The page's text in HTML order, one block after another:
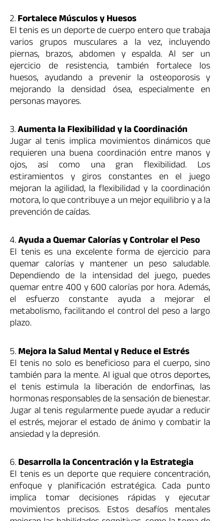
2.Fortalece Músculos y Huesos
El tenis es un deporte de cuerpo entero que trabaja
varios grupos musculares a la vez, incluyendo
piernas, brazos, abdomen y espalda. Al ser un
ejercicio de resistencia, también fortalece los
huesos, ayudando a prevenir la osteoporosis y
mejorando la densidad ósea, especialmente en
personas mayores.
3.Aumenta la Flexibilidad y la Coordinación
Jugar al tenis implica movimientos dinámicos que
requieren una buena coordinación entre manos y
ojos, así como una gran flexibilidad. Los
estiramientos y giros constantes en el juego
mejoran la agilidad, la flexibilidad y la coordinación
motora, lo que contribuye a un mejor equilibrio y a la
prevención de caídas.
4.Ayuda a Quemar Calorías y Controlar el Peso
El tenis es una excelente forma de ejercicio para
quemar calorías y mantener un peso saludable.
Dependiendo de la intensidad del juego, puedes
quemar entre 400 y 600 calorías por hora. Además,
el esfuerzo constante ayuda a mejorar el
metabolismo, facilitando el control del peso a largo
plazo.
5.Mejora la Salud Mental y Reduce el Estrés
El tenis no solo es beneficioso para el cuerpo, sino
también para la mente. Al igual que otros deportes,
el tenis estimula la liberación de endorfinas, las
hormonas responsables de la sensación de bienestar.
Jugar al tenis regularmente puede ayudar a reducir
el estrés, mejorar el estado de ánimo y combatir la
ansiedad y la depresión.
6.Desarrolla la Concentración y la Estrategia
El tenis es un deporte que requiere concentración,
enfoque y planificación estratégica. Cada punto
implica tomar decisiones rápidas y ejecutar
movimientos precisos. Estos desafíos mentales